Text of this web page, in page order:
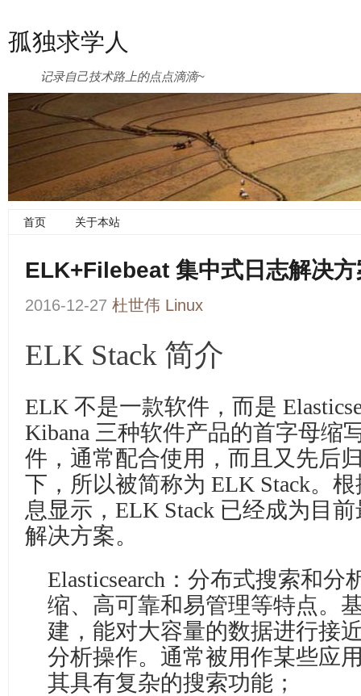
孤独求学人
记录自己技术路上的点点滴滴~
首页 关于本站
ELK+Filebeat 集中式日志解决方
2016-12-27 杜世伟 Linux
ELK Stack 简介
ELK 不是一款软件，而是
Kibana 三种软件产品的首字母缩
件，通常配合使用，而且又先后
下，所以被简称为 ELK Stack。根
息显示，ELK Stack 已经成为目
解决方案。
Elasticsearch：分布式搜索和
缩、高可靠和易管理等特点。
建，能对大容量的数据进行接
分析操作。通常被用作某些应
其具有复杂的搜索功能；